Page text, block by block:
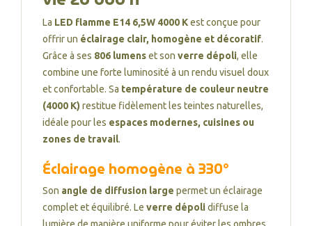
La LED flamme E14 6,5W 4000 Kest conçue pour
offrir un éclairage clair, homogène et décoratif.
Grâce à ses 806 lumenset son verre dépoli, elle
combine une forte luminosité à un rendu visuel doux
et confortable. Sa température de couleur neutre
(4000 K) restitue fidèlement les teintes naturelles,
idéale pour les espaces modernes, cuisines ou
zones de travail.
Éclairage homogène à 330°
Son angle de diffusion large permet un éclairage
complet et équilibré. Le verre dépolidiffuse la